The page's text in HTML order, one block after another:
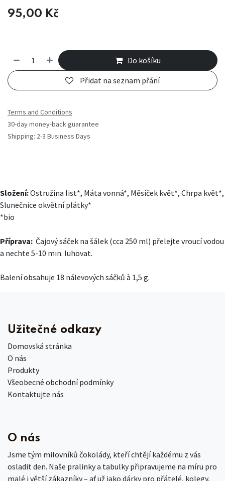
95,00 Kč
Do košíku
Přidat na seznam přání
Terms and Conditions
30-day money-back guarantee
Shipping: 2-3 Business Days
Složení:Ostružina list*, Máta vonná*, Měsíček květ*, Chrpa květ*,
Slunečnice okvětní plátky*
*bio
Příprava: Čajový sáček na šálek (cca 250 ml) přelejte vroucí vodou
a nechte 5-10 min. luhovat.
Balení obsahuje 18 nálevových sáčků à 1,5 g.
Užitečné odkazy
Domovská stránka
O nás
Produkty
Všeobecné obchodní podmínky
Kontaktujte nás
O nás
Jsme tým milovníků čokolády, kteří chtějí každému z vás
osladit den. Naše pralinky a tabulky připravujeme na míru pro
malé i větší zákazníky – ať už jako dárky pro přátelé, kolegy,